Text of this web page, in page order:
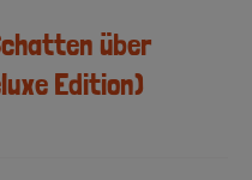
über
Edition)